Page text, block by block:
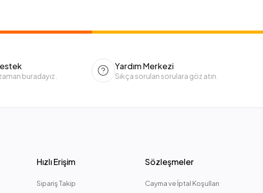
buradayız.
Yardım Merkezi
Sıkça sorulan sorulara göz atın.
Hızlı Erişim
Sipariş Takip
Sözleşmeler
Cayma ve İptal Koşulları